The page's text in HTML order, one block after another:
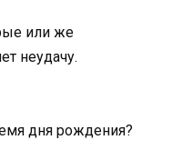
или же
неудачу.
дня рождения?